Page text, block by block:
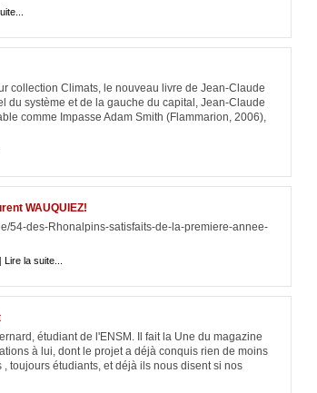
collection Climats, le nouveau livre de Jean-Claude
du système et de la gauche du capital, Jean-Claude
comme Impasse Adam Smith (Flammarion, 2006),
WAUQUIEZ!
54-des-Rhonalpins-satisfaits-de-la-premiere-annee-
Lire la suite...
étudiant de l'ENSM. Il fait la Une du magazine
à lui, dont le projet a déjà conquis rien de moins
toujours étudiants, et déjà ils nous disent si nos